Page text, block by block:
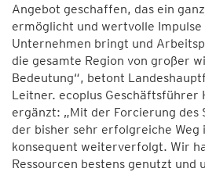
Angebot geschaffen, das ein
ermöglicht und wertvolle
Unternehmen bringt und
die gesamte Region von großer
Bedeutung“, betont
Leitner. ecoplus Geschäftsführer
ergänzt: „Mit der Forcierung des
der bisher sehr erfolgreiche
konsequent weiterverfolgt. Wir
Ressourcen bestens genutzt und